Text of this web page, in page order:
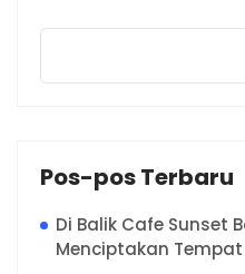
Pos-pos Terbaru
Di Balik Cafe Sunset
Menciptakan